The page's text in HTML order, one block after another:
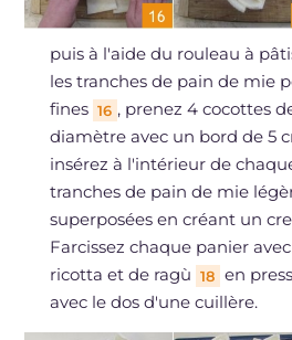
puis à l'aide du rouleau à
les tranches de pain de mie
fines 16 , prenez 4 cocottes
diamètre avec un bord de 5
insérez à l'intérieur de
tranches de pain de mie
superposées en créant un
Farcissez chaque panier
ricotta et de ragù 18 en
avec le dos d'une cuillère.